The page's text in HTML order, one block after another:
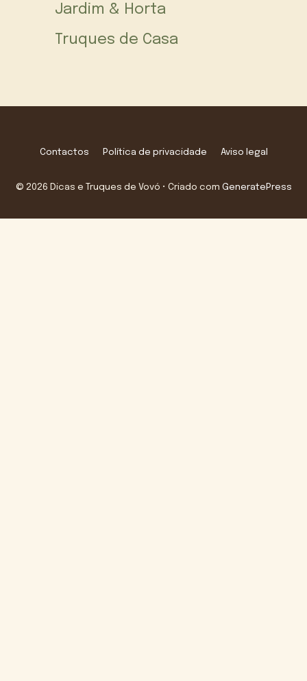
Jardim & Horta
Truques de Casa
Contactos Política de privacidade Aviso legal
© 2026 Dicas e Truques de Vovó • Criado com GeneratePress